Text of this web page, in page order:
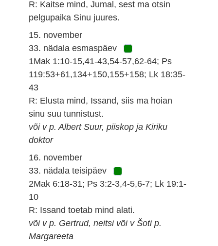
R: Kaitse mind, Jumal, sest ma otsin
pelgupaika Sinu juures.
15. november
33. nädala esmaspäev
1Mak 1:10-15,41-43,54-57,62-64; Ps
119:53+61,134+150,155+158; Lk 18:35-
43
R: Elusta mind, Issand, siis ma hoian
sinu suu tunnistust.
või v p. Albert Suur, piiskop ja Kiriku
doktor
16. november
33. nädala teisipäev
2Mak 6:18-31; Ps 3:2-3,4-5,6-7; Lk 19:1-
10
R: Issand toetab mind alati.
või v p. Gertrud, neitsi või v Šoti p.
Margareeta